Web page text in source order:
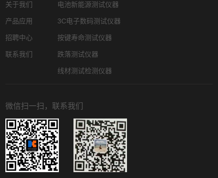
关于我们
产品应用
招聘中心
联系我们
电池新能源测试仪器
3C电子数码测试仪器
按键寿命测试仪器
跌落测试仪器
线材测试检测仪器
微信扫一扫，联系我们